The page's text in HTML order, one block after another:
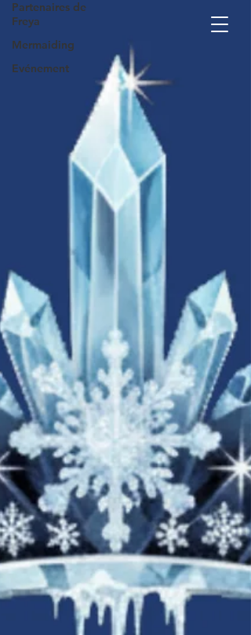
Partenaires de
Freya
Mermaiding
Evénement